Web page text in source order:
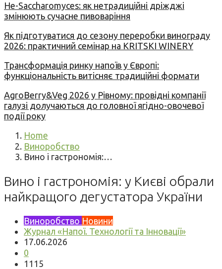
Не-Saccharomyces: як нетрадиційні дріжджі
змінюють сучасне пивоваріння
Як підготуватися до сезону переробки винограду
2026: практичний семінар на KRITSKI WINERY
Трансформація ринку напоїв у Європі:
функціональність витісняє традиційні формати
AgroBerry&Veg 2026 у Рівному: провідні компанії
галузі долучаються до головної ягідно-овочевої
події року
Home
Виноробство
Вино і гастрономія:…
Вино і гастрономія: у Києві обрали
найкращого дегустатора України
Виноробство Новини
Журнал «Напої. Технології та Інновації»
17.06.2026
0
1115